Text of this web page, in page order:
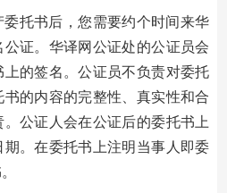
托书后，您需要约个时间来华
证。华译网公证处的公证员会
的签名。公证员不负责对委托
的内容的完整性、真实性和合
公证人会在公证后的委托书上
。在委托书上注明当事人即委